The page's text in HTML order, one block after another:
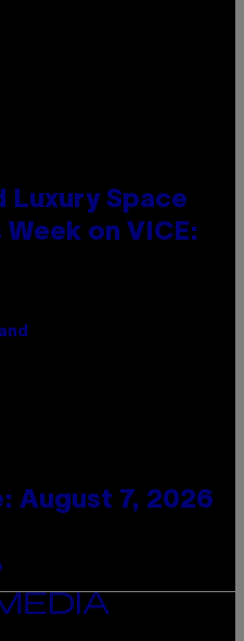
Luxury Space
on VICE:
August 7, 2026